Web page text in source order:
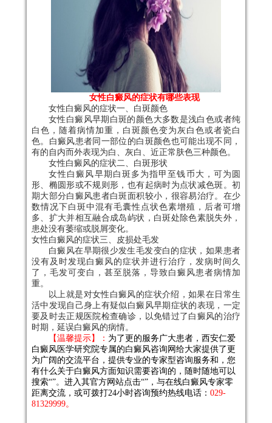
女性白癜风的症状有哪些表现
女性白癜风的症状一、白斑颜色
女性白癜风早期白斑的颜色大多数是浅白色或者纯
白色，随着病情加重，白斑颜色变为灰白色或者瓷白
色。白癜风患者同一部位的白斑颜色也可能出现不同，
有的自内而外表现为白、灰白、近正常肤色三种颜色。
女性白癜风的症状二、白斑形状
女性白癜风早期白斑多为指甲至钱币大，可为圆
形、椭圆形或不规则形，也有起病时为点状减色斑。初
期大部分白癜风患者白斑面积较小，很容易治疗。在少
数情况下白斑中混有毛囊性点状色素增殖，后者可增
多、扩大并相互融合成岛屿状，白斑处除色素脱失外，
患处没有萎缩或脱屑变化。
女性白癜风的症状三、皮损处毛发
白癜风在早期很少发生毛发变白的症状，如果患者
没有及时发现白癜风的症状并进行治疗，发病时间久
了，毛发可变白，甚至脱落，导致白癜风患者病情加
重。
以上就是对女性白癜风的症状介绍，如果在日常生
活中发现自己身上有疑似白癜风早期症状的表现，一定
要及时去正规医院检查确诊，以免错过了白癜风的治疗
时期，延误白癜风的病情。
【温馨提示】： 为了更的服务广大患者， 西安仁爱
白癜风医学研究院专属的白癜风咨询网给大家提供了更
为广阔的交流平台，提供专业的专家型咨询服务和 ，您
有什么关于白癜风方面知识需要咨询的，随时随地可以
搜索“”。 进入其官方网站点击“”，与在线白癜风专家零
距离交流，或可拨打24小时咨询预约热线电话： 029-
81329999。